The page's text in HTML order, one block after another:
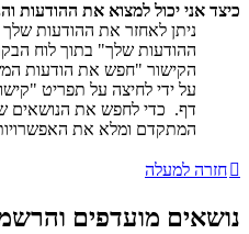
כיצד אני יכול למצוא את ההודעות
ניתן לאחזר את ההודעות
ההודעות שלך" בתוך לוח
הקישור "חפש את הודעות
על ידי לחיצה על תפריט
דף. כדי לחפש את הנושאים
המתקדם ומלא את
חזרה למעלה
נושאים מועדפים